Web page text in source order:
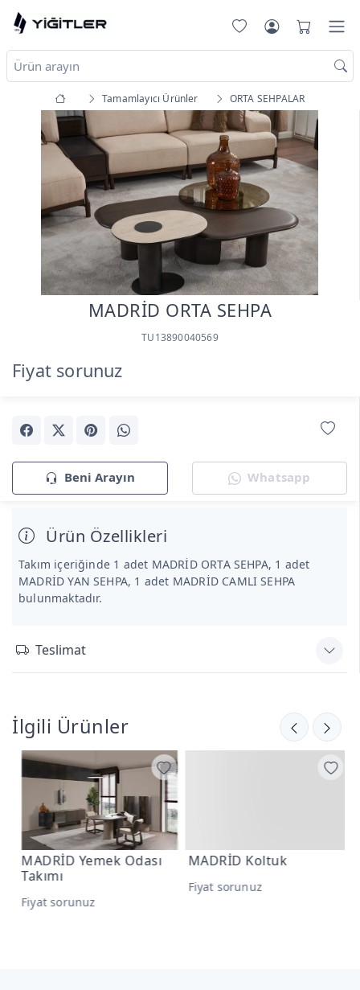
Tamamlayıcı Ürünler ORTA SEHPALAR
MADRİD ORTA SEHPA
TU13890040569
Fiyat sorunuz
Beni Arayın Whatsapp
Ürün Özellikleri
Takım içeriğinde 1 adet MADRİD ORTA SEHPA, 1 adet
MADRİD YAN SEHPA, 1 adet MADRİD CAMLI SEHPA
bulunmaktadır.
Teslimat
İlgili Ürünler
MADRİD Yemek Odası
Takımı
Fiyat sorunuz
MADRİD Koltuk
Fiyat sorunuz